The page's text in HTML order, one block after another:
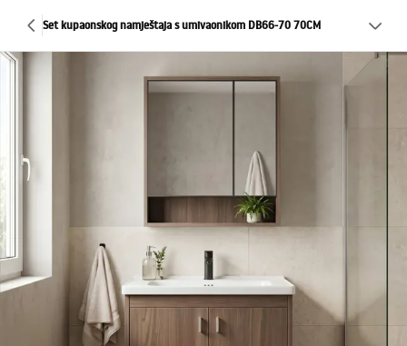
Set kupaonskog namještaja s umivaonikom DB66-70 70CM